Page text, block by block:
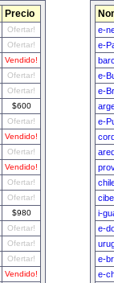
Precio
Ofertar!
Ofertar!
Vendido!
Ofertar!
Ofertar!
$600
Ofertar!
Vendido!
Ofertar!
Vendido!
Ofertar!
Ofertar!
$980
Ofertar!
Ofertar!
Ofertar!
Vendido!
e-
e-
e-
e-
e-
i-
e-
e-
e-